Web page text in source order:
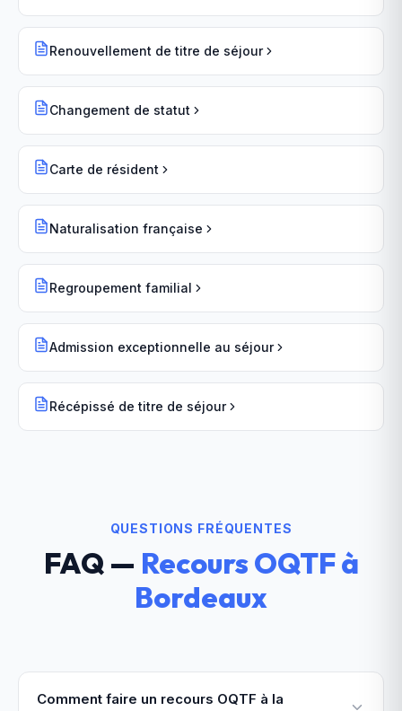
Renouvellement de titre de séjour
Changement de statut
Carte de résident
Naturalisation française
Regroupement familial
Admission exceptionnelle au séjour
Récépissé de titre de séjour
QUESTIONS FRÉQUENTES
FAQ — Recours OQTFà
Bordeaux
Comment faire un recours OQTF à la